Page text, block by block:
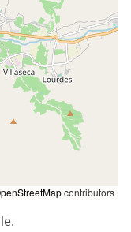
contributors